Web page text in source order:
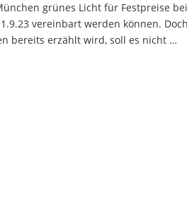
grünes Licht für Festpreise
vereinbart werden können.
bereits erzählt wird, soll es nicht …